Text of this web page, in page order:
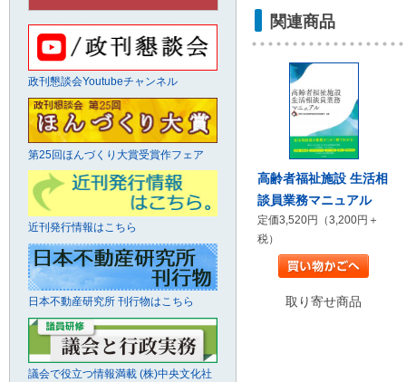
関連商品
高齢者福祉施設 生活相
談員業務マニュアル
定価3,520円（3,200円＋
税）
取り寄せ商品
政刊懇談会Youtubeチャンネル
第25回ほんづくり大賞受賞作フェア
近刊発行情報はこちら
日本不動産研究所 刊行物はこちら
議会で役立つ情報満載 (株)中央文化社